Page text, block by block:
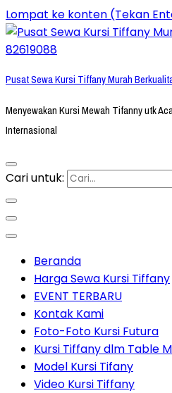
Lompat ke konten (Tekan
Pusat Sewa Kursi Tiffany Murah
Menyewakan Kursi Mewah Tifanny utk
Internasional
Cari untuk:
Beranda
Harga Sewa Kursi Tiffany
EVENT TERBARU
Kontak Kami
Foto-Foto Kursi Futura
Kursi Tiffany dlm Table
Model Kursi Tifany
Video Kursi Tiffany